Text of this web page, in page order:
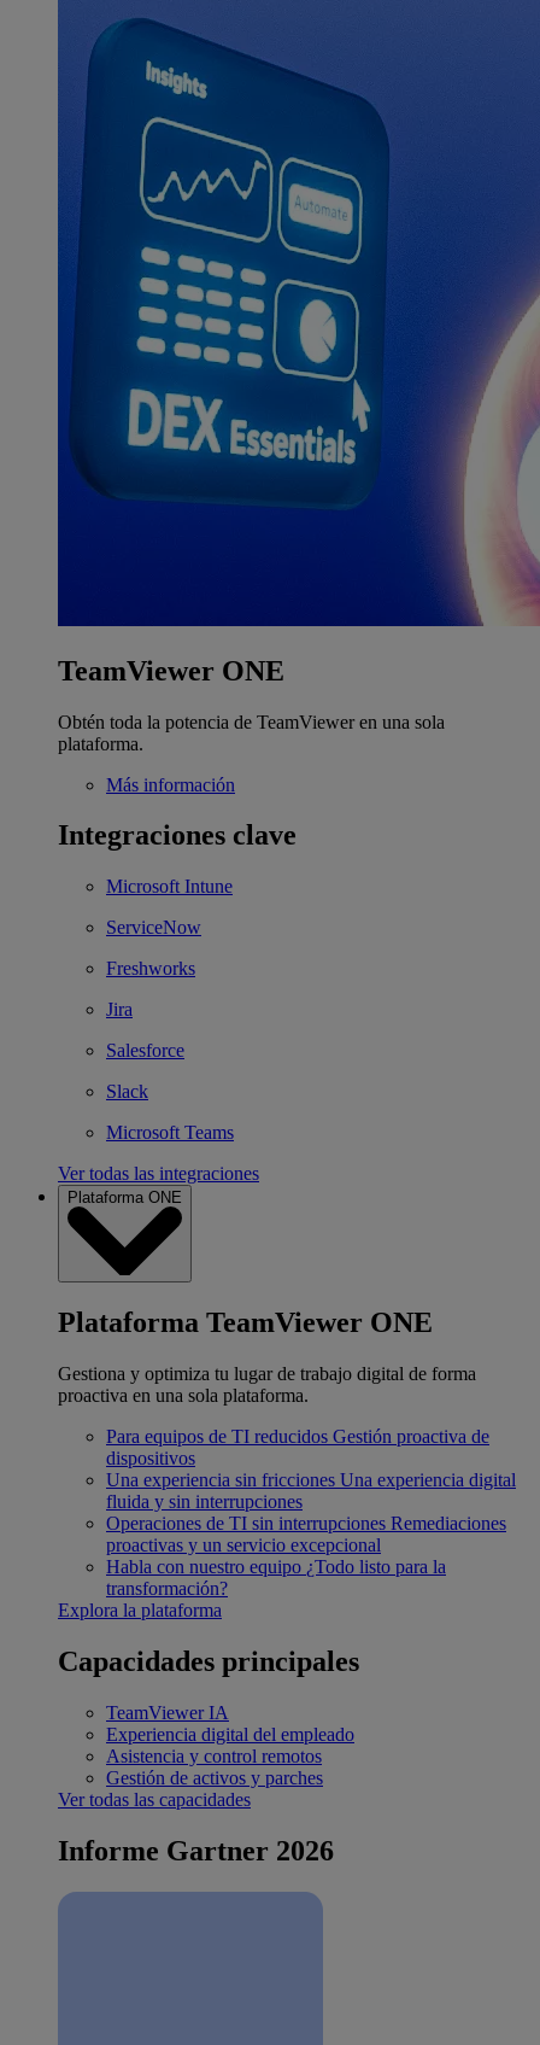
TeamViewer ONE
Obtén toda la potencia de TeamViewer en una sola
plataforma.
Más información
Integraciones clave
Microsoft Intune
ServiceNow
Freshworks
Jira
Salesforce
Slack
Microsoft Teams
Ver todas las integraciones
Plataforma ONE
Plataforma TeamViewer ONE
Gestiona y optimiza tu lugar de trabajo digital de forma
proactiva en una sola plataforma.
Para equipos de TI reducidos Gestión proactiva de
dispositivos
Una experiencia sin fricciones Una experiencia digital
fluida y sin interrupciones
Operaciones de TI sin interrupciones Remediaciones
proactivas y un servicio excepcional
Habla con nuestro equipo ¿Todo listo para la
transformación?
Explora la plataforma
Capacidades principales
TeamViewer IA
Experiencia digital del empleado
Asistencia y control remotos
Gestión de activos y parches
Ver todas las capacidades
Informe Gartner 2026